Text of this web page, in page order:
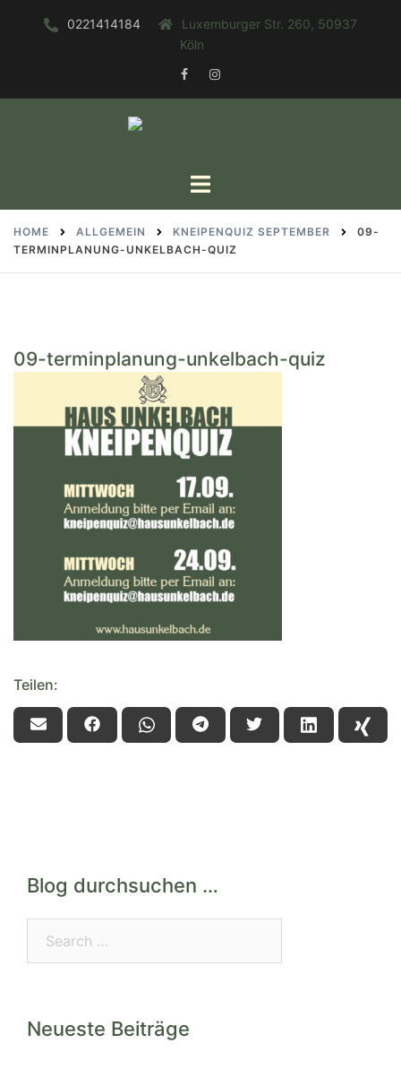
0221414184
Luxemburger Str. 260, 50937
Köln
FACEBOOKINSTAGRAM
Toggle
HOME ALLGEMEIN KNEIPENQUIZ SEPTEMBER
09-
TERMINPLANUNG-UNKELBACH-QUIZ
09-terminplanung-unkelbach-quiz
Teilen:
Blog durchsuchen …
Neueste Beiträge